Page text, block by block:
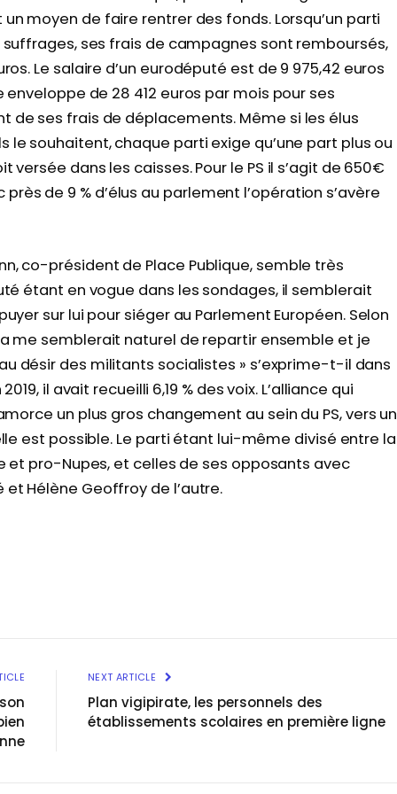
moyen de faire rentrer des fonds. Lorsqu’un parti
ses frais de campagnes sont remboursés,
Le salaire d’un eurodéputé est de 9 975,42 euros
enveloppe de 28 412 euros par mois pour ses
de ses frais de déplacements. Même si les élus
souhaitent, chaque parti exige qu’une part plus ou
dans les caisses. Pour le PS il s’agit de 650€
de 9 % d’élus au parlement l’opération s’avère
co-président de Place Publique, semble très
étant en vogue dans les sondages, il semblerait
sur lui pour siéger au Parlement Européen. Selon
me semblerait naturel de repartir ensemble et je
désir des militants socialistes » s’exprime-t-il dans
il avait recueilli 6,19 % des voix. L’alliance qui
un plus gros changement au sein du PS, vers un
est possible. Le parti étant lui-même divisé entre la
et pro-Nupes, et celles de ses opposants avec
et Hélène Geoffroy de l’autre.
NEXT ARTICLE
Plan vigipirate, les personnels des
établissements scolaires en première ligne